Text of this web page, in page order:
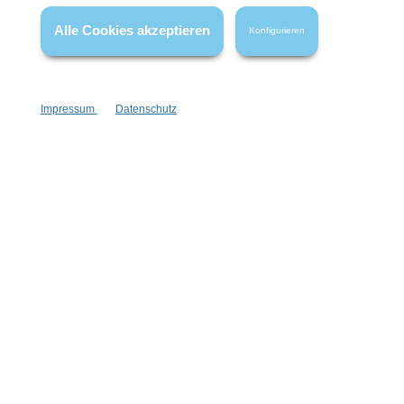
wenn nicht anders angegeben.
Alle Cookies akzeptieren Konfigurieren
Impressum Datenschutz